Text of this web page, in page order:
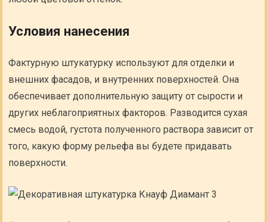
Условия нанесения
Фактурную штукатурку используют для отделки и
внешних фасадов, и внутренних поверхностей. Она
обеспечивает дополнительную защиту от сырости и
других неблагоприятных факторов. Разводится сухая
смесь водой, густота полученного раствора зависит от
того, какую форму рельефа вы будете придавать
поверхности.